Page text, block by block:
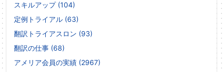
スキルアップ (104)
定例トライアル (63)
翻訳トライアスロン (93)
翻訳の仕事 (68)
アメリア会員の実績 (2967)